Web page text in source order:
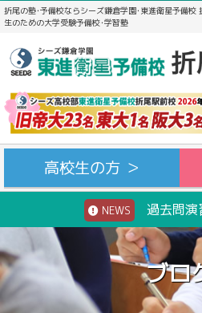
折尾の塾･予備校ならシーズ鎌倉学園･東進衛星予備校
生のための大学受験予備校･学習塾
高校生の方 ＞
NEWS 過去問演
ブロ